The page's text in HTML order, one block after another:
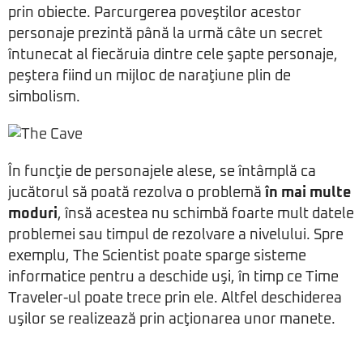
prin obiecte. Parcurgerea poveştilor acestor
personaje prezintă până la urmă câte un secret
întunecat al fiecăruia dintre cele şapte personaje,
peştera fiind un mijloc de naraţiune plin de
simbolism.
În funcţie de personajele alese, se întâmplă ca
jucătorul să poată rezolva o problemă în mai multe
moduri, însă acestea nu schimbă foarte mult datele
problemei sau timpul de rezolvare a nivelului. Spre
exemplu, The Scientist poate sparge sisteme
informatice pentru a deschide uşi, în timp ce Time
Traveler-ul poate trece prin ele. Altfel deschiderea
uşilor se realizează prin acţionarea unor manete.